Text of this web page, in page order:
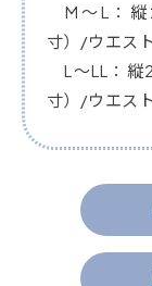
M～L：縦
寸）/ウエス
L～LL：縦
寸）/ウエス